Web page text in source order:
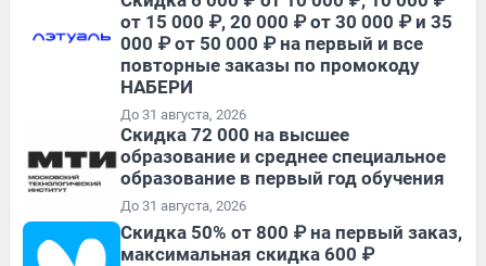
от 15 000 ₽, 20 000 ₽ от 30 000 ₽ и 35
000 ₽ от 50 000 ₽ на первый и все
повторные заказы по промокоду
НАБЕРИ
До 31 августа, 2026
Скидка 72 000 на высшее
образование и среднее специальное
образование в первый год обучения
До 31 августа, 2026
Скидка 50% от 800 ₽ на первый заказ,
максимальная скидка 600 ₽